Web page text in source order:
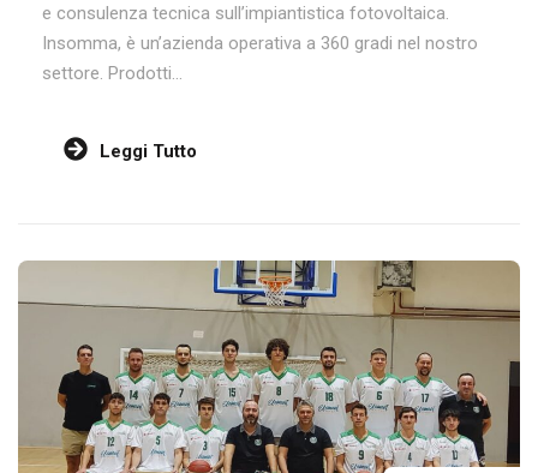
e consulenza tecnica sull’impiantistica fotovoltaica.
Insomma, è un’azienda operativa a 360 gradi nel nostro
settore. Prodotti...
Leggi Tutto